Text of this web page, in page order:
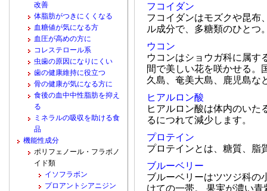
フコイダン
フコイダンはモズクや昆布
ル成分で、多糖類のひとつ
ウコン
ウコンはショウガ科に属す
間で美しい花を咲かせる。
久島、奄美大島、鹿児島な
ヒアルロン酸
ヒアルロン酸は体内のいた
るにつれて減少します。
プロテイン
プロテインとは、糖質、脂
ブルーベリー
ブルーベリーはツツジ科の
けての一帯。 果実が濃い
改善
体脂肪がつきにくくなる
血糖値が気になる方
血圧が高めの方に
コレステロール系
虫歯の原因になりにくい
歯の健康維持に役立つ
骨の健康が気になる方に
食後の血中中性脂肪を抑え
る
ミネラルの吸収を助ける食
品
機能性成分
ポリフェノール・フラボノ
イド類
イソフラボン
プロアントシアニジン